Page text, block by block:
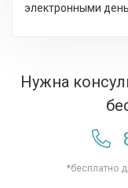
электронными
Нужна
*бесплатно